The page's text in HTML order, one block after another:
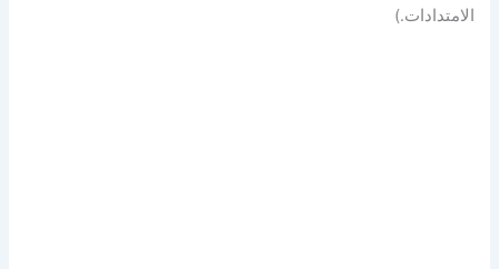
الامتدادات.)